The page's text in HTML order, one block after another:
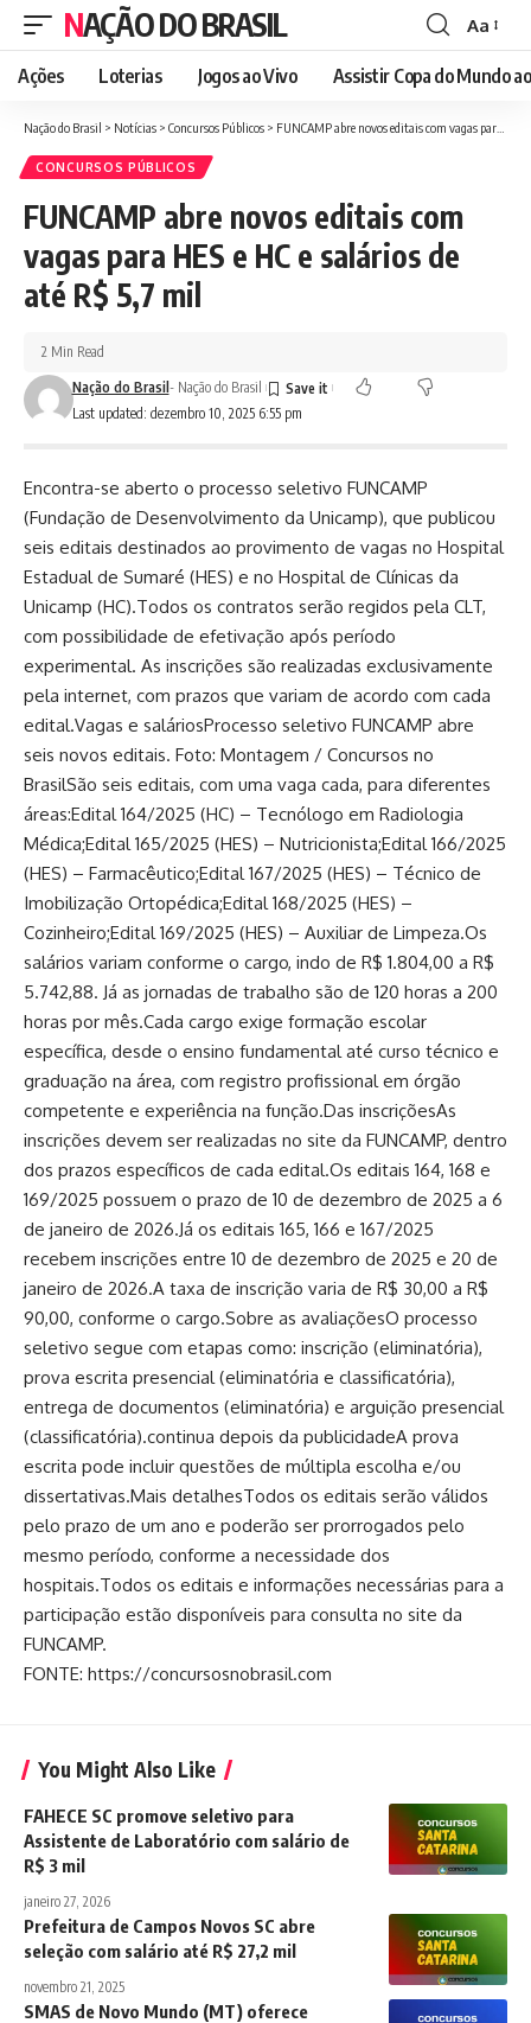
NAÇÃO DO BRASIL
Font
Resizer
Aa
Ações Loterias Jogos ao Vivo Assistir Copa do Mundo
Nação do Brasil > Notícias > Concursos Públicos > FUNCAMP abre novos editais com vagas para HES e HC e salários de até R$ 5,7 mil
CONCURSOS PÚBLICOS
FUNCAMP abre novos editais com
vagas para HES e HC e salários de
até R$ 5,7 mil
Last updated: dezembro 10, 2025 6:55 pm
Nação do Brasil- Nação do Brasil
2 Min Read
Encontra-se aberto o processo seletivo FUNCAMP
(Fundação de Desenvolvimento da Unicamp), que publicou
seis editais destinados ao provimento de vagas no Hospital
Estadual de Sumaré (HES) e no Hospital de Clínicas da
Unicamp (HC).Todos os contratos serão regidos pela CLT,
com possibilidade de efetivação após período
experimental. As inscrições são realizadas exclusivamente
pela internet, com prazos que variam de acordo com cada
edital.Vagas e saláriosProcesso seletivo FUNCAMP abre
seis novos editais. Foto: Montagem / Concursos no
BrasilSão seis editais, com uma vaga cada, para diferentes
áreas:Edital 164/2025 (HC) – Tecnólogo em Radiologia
Médica;Edital 165/2025 (HES) – Nutricionista;Edital 166/2025
(HES) – Farmacêutico;Edital 167/2025 (HES) – Técnico de
Imobilização Ortopédica;Edital 168/2025 (HES) –
Cozinheiro;Edital 169/2025 (HES) – Auxiliar de Limpeza.Os
salários variam conforme o cargo, indo de R$ 1.804,00 a R$
5.742,88. Já as jornadas de trabalho são de 120 horas a 200
horas por mês.Cada cargo exige formação escolar
específica, desde o ensino fundamental até curso técnico e
graduação na área, com registro profissional em órgão
competente e experiência na função.Das inscriçõesAs
inscrições devem ser realizadas no site da FUNCAMP, dentro
dos prazos específicos de cada edital.Os editais 164, 168 e
169/2025 possuem o prazo de 10 de dezembro de 2025 a 6
de janeiro de 2026.Já os editais 165, 166 e 167/2025
recebem inscrições entre 10 de dezembro de 2025 e 20 de
janeiro de 2026.A taxa de inscrição varia de R$ 30,00 a R$
90,00, conforme o cargo.Sobre as avaliaçõesO processo
seletivo segue com etapas como: inscrição (eliminatória),
prova escrita presencial (eliminatória e classificatória),
entrega de documentos (eliminatória) e arguição presencial
(classificatória).continua depois da publicidadeA prova
escrita pode incluir questões de múltipla escolha e/ou
dissertativas.Mais detalhesTodos os editais serão válidos
pelo prazo de um ano e poderão ser prorrogados pelo
mesmo período, conforme a necessidade dos
hospitais.Todos os editais e informações necessárias para a
participação estão disponíveis para consulta no site da
FUNCAMP.
FONTE: https://concursosnobrasil.com
You Might Also Like
FAHECE SC promove seletivo para
Assistente de Laboratório com salário de
R$ 3 mil
janeiro 27, 2026
Prefeitura de Campos Novos SC abre
seleção com salário até R$ 27,2 mil
novembro 21, 2025
SMAS de Novo Mundo (MT) oferece